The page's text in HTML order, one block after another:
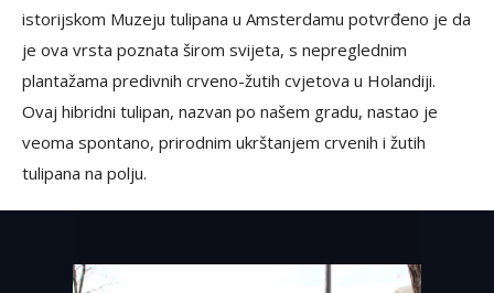
istorijskom Muzeju tulipana u Amsterdamu potvrđeno je da
je ova vrsta poznata širom svijeta, s nepreglednim
plantažama predivnih crveno-žutih cvjetova u Holandiji.
Ovaj hibridni tulipan, nazvan po našem gradu, nastao je
veoma spontano, prirodnim ukrštanjem crvenih i žutih
tulipana na polju.